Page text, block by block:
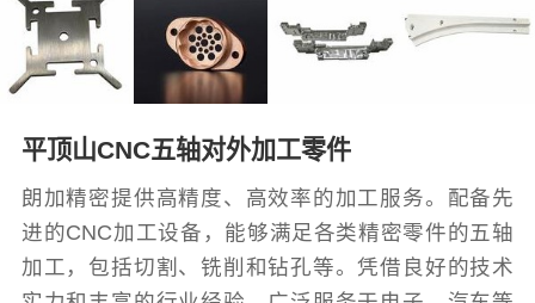
平顶山CNC五轴对外加工零件
朗加精密提供高精度、高效率的加工服务。配备先
进的CNC加工设备，能够满足各类精密零件的五轴
加工，包括切割、铣削和钻孔等。凭借良好的技术